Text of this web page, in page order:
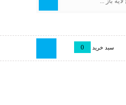
سبد خرید 0